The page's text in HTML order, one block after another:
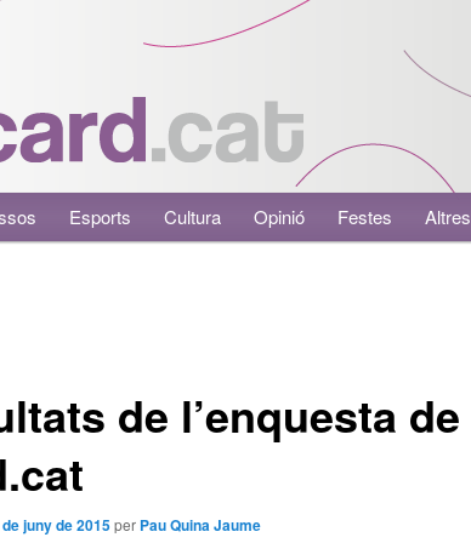
Esports Cultura Opinió Festes Altres
de l’enquesta de
juny de 2015per Pau Quina Jaume